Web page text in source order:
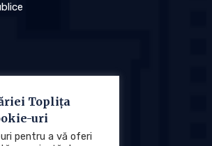
Toplița
uri
pentru a vă oferi